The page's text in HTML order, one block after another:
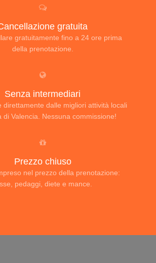
gratuita
gratuitamente fino a 24 ore prima
della prenotazione.
Senza intermediari
direttamente dalle migliori attività locali
di Valencia. Nessuna commissione!
Prezzo chiuso
nel prezzo della prenotazione:
pedaggi, diete e mance.